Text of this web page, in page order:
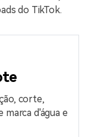
do TikTok.
corte,
marca d'água e